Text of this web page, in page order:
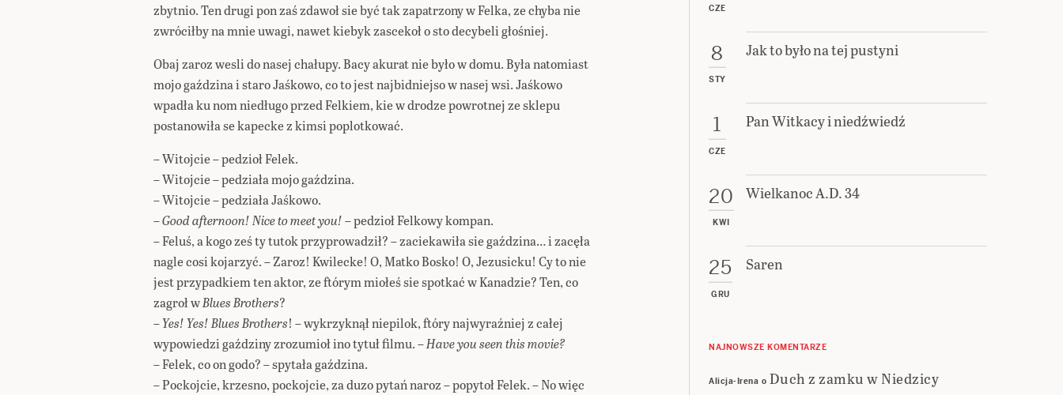
zbytnio. Ten drugi pon zaś zdawoł sie być tak zapatrzony w Felka, ze chyba nie
zwróciłby na mnie uwagi, nawet kiebyk zascekoł o sto decybeli głośniej.
Obaj zaroz wesli do nasej chałupy. Bacy akurat nie było w domu. Była natomiast
mojo gaździna i staro Jaśkowo, co to jest najbidniejso w nasej wsi. Jaśkowo
wpadła ku nom niedługo przed Felkiem, kie w drodze powrotnej ze sklepu
postanowiła se kapecke z kimsi poplotkować.
– Witojcie – pedzioł Felek.
– Witojcie – pedziała mojo gaździna.
– Witojcie – pedziała Jaśkowo.
–Good afternoon! Nice to meet you!– pedzioł Felkowy kompan.
– Feluś, a kogo ześ ty tutok przyprowadził? – zaciekawiła sie gaździna… i zacęła
nagle cosi kojarzyć. – Zaroz! Kwilecke! O, Matko Bosko! O, Jezusicku! Cy to nie
jest przypadkiem ten aktor, ze ftórym miołeś sie spotkać w Kanadzie? Ten, co
zagroł wBlues Brothers?
–Yes! Yes! Blues Brothers! – wykrzyknął niepilok, ftóry najwyraźniej z całej
wypowiedzi gaździny zrozumioł ino tytuł filmu. –Have you seen this movie?
– Felek, co on godo? – spytała gaździna.
– Pockojcie, krzesno, pockojcie, za duzo pytań naroz – popytoł Felek. – No więc
CZE
8
STY
Jak to było na tej pustyni
1
CZE
Pan Witkacy i niedźwiedź
20
KWI
Wielkanoc A.D. 34
25
GRU
Saren
NAJNOWSZE KOMENTARZE
Alicja-Irena o Duch z zamku w Niedzicy